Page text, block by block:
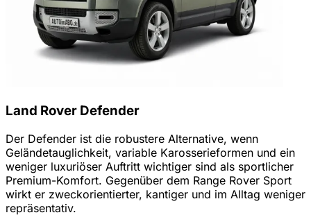
Land Rover Defender
Der Defender ist die robustere Alternative, wenn
Geländetauglichkeit, variable Karosserieformen und ein
weniger luxuriöser Auftritt wichtiger sind als sportlicher
Premium-Komfort. Gegenüber dem Range Rover Sport
wirkt er zweckorientierter, kantiger und im Alltag weniger
repräsentativ.